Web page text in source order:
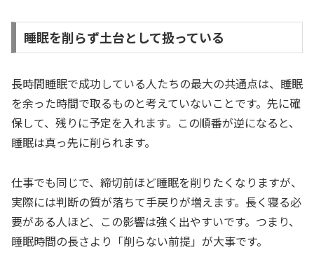
睡眠を削らず土台として扱っている
長時間睡眠で成功している人たちの最大の共通点は、睡眠
を余った時間で取るものと考えていないことです。先に確
保して、残りに予定を入れます。この順番が逆になると、
睡眠は真っ先に削られます。
仕事でも同じで、締切前ほど睡眠を削りたくなりますが、
実際には判断の質が落ちて手戻りが増えます。長く寝る必
要がある人ほど、この影響は強く出やすいです。つまり、
睡眠時間の長さより「削らない前提」が大事です。